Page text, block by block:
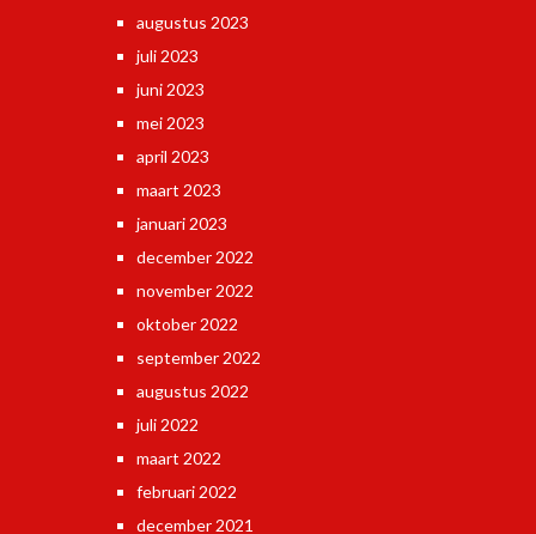
augustus 2023
juli 2023
juni 2023
mei 2023
april 2023
maart 2023
januari 2023
december 2022
november 2022
oktober 2022
september 2022
augustus 2022
juli 2022
maart 2022
februari 2022
december 2021